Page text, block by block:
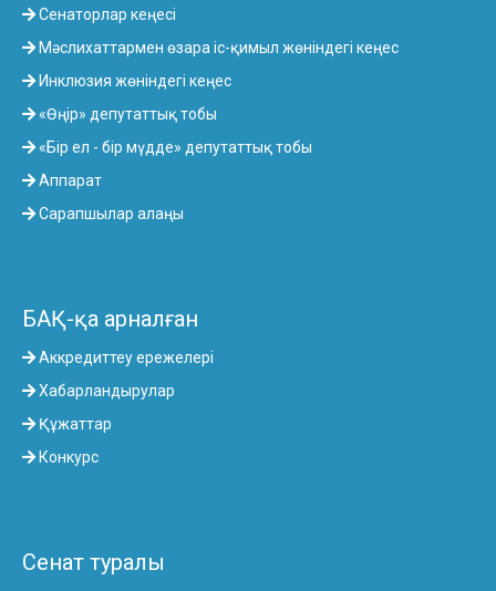
Сенаторлар кеңесі
Мәслихаттармен өзара іс-қимыл жөніндегі кеңес
Инклюзия жөніндегі кеңес
«Өңір» депутаттық тобы
«Бір ел - бір мүдде» депутаттық тобы
Аппарат
Сарапшылар алаңы
БАҚ-қа арналған
Аккредиттеу ережелері
Хабарландырулар
Құжаттар
Конкурс
Сенат туралы